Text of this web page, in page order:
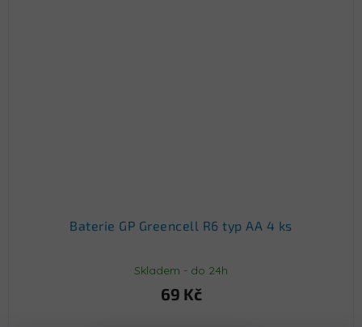
Baterie GP Greencell R6 typ AA 4 ks
Skladem - do 24h
69 Kč